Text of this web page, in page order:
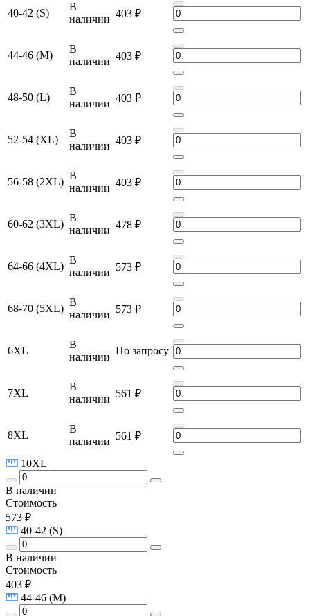
40-42 (S)
В
наличии 403 ₽
44-46 (M)
В
наличии 403 ₽
48-50 (L)
В
наличии 403 ₽
52-54 (XL)
В
наличии 403 ₽
56-58 (2XL)
В
наличии 403 ₽
60-62 (3XL)
В
наличии 478 ₽
64-66 (4XL)
В
наличии 573 ₽
68-70 (5XL)
В
наличии 573 ₽
6XL
В
наличии
По запросу
7XL
В
наличии 561 ₽
8XL
В
наличии 561 ₽
10XL
В наличии
Стоимость
573 ₽
40-42 (S)
В наличии
Стоимость
403 ₽
44-46 (M)